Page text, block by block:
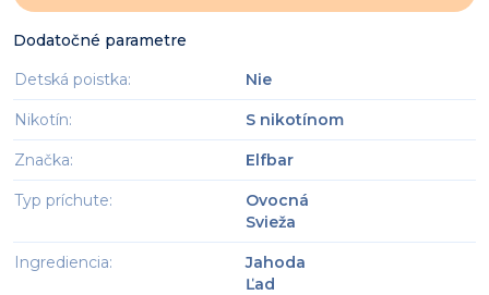
Dodatočné parametre
Detská poistka: Nie
Nikotín: S nikotínom
Značka: Elfbar
Typ príchute:
Ovocná
Svieža
Ingrediencia:
Jahoda
Ľad